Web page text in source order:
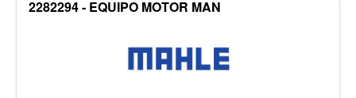
2282294 - EQUIPO MOTOR MAN